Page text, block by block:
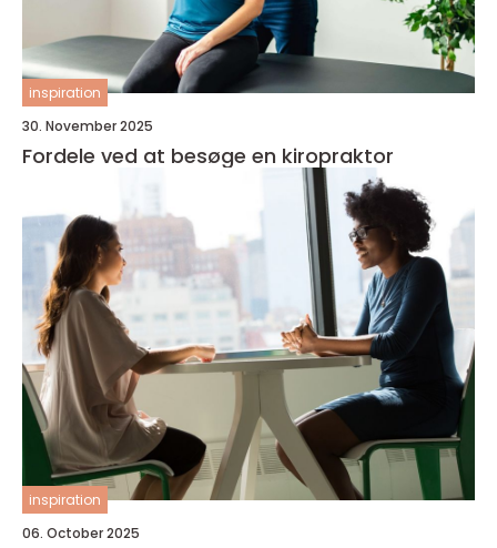
inspiration
30. November 2025
Fordele ved at besøge en kiropraktor
inspiration
06. October 2025